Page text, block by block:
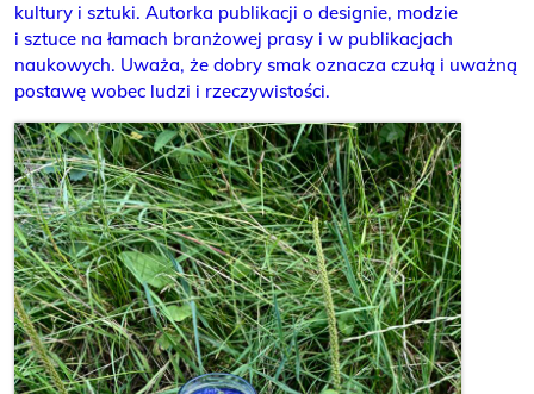
kultury i sztuki. Autorka publikacji o designie, modzie
i sztuce na łamach branżowej prasy i w publikacjach
naukowych. Uważa, że dobry smak oznacza czułą i uważną
postawę wobec ludzi i rzeczywistości.